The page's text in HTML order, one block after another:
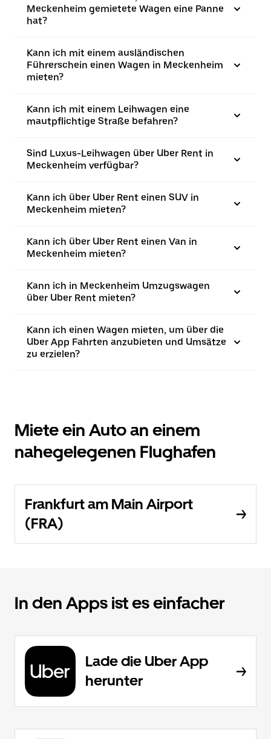
Meckenheim gemietete Wagen eine Panne
hat?
Kann ich mit einem ausländischen
Führerschein einen Wagen in Meckenheim
mieten?
Kann ich mit einem Leihwagen eine
mautpflichtige Straße befahren?
Sind Luxus-Leihwagen über Uber Rent in
Meckenheim verfügbar?
Kann ich über Uber Rent einen SUV in
Meckenheim mieten?
Kann ich über Uber Rent einen Van in
Meckenheim mieten?
Kann ich in Meckenheim Umzugswagen
über Uber Rent mieten?
Kann ich einen Wagen mieten, um über die
Uber App Fahrten anzubieten und Umsätze
zu erzielen?
Miete ein Auto an einem
nahegelegenen Flughafen
Frankfurt am Main Airport
(FRA)
In den Apps ist es einfacher
Lade die Uber App
herunter